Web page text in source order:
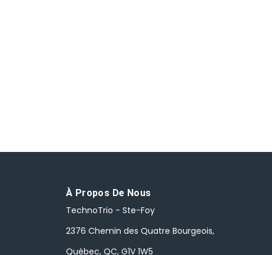
À Propos De Nous
TechnoTrio - Ste-Foy
2376 Chemin des Quatre Bourgeois,
Québec, QC, G1V 1W5